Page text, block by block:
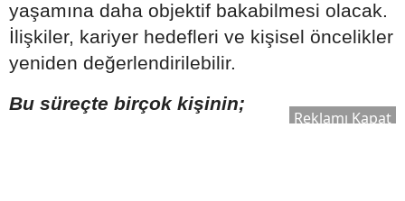
yaşamına daha objektif bakabilmesi olacak.
İlişkiler, kariyer hedefleri ve kişisel öncelikler
yeniden değerlendirilebilir.
Bu süreçte birçok kişinin;
Reklamı Kapat